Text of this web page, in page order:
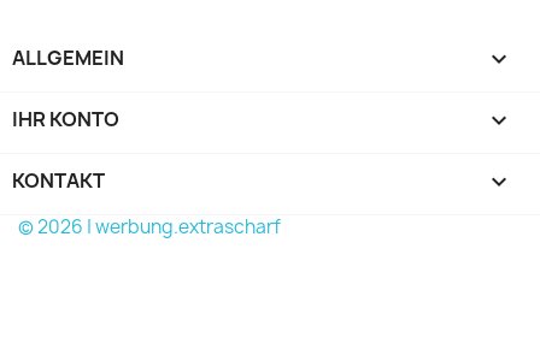
ALLGEMEIN 
IHR KONTO 
KONTAKT keyboard_arrow_down
© 2026 | werbung.extrascharf